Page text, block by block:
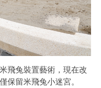
飛兔裝置藝術，現在改
保留米飛兔小迷宮。